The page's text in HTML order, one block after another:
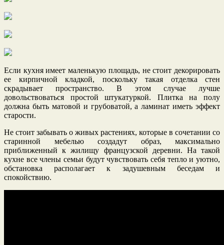
Если кухня имеет маленькую площадь, не стоит декорировать
ее кирпичной кладкой, поскольку такая отделка стен
скрадывает пространство. В этом случае лучше
довольствоваться простой штукатуркой. Плитка на полу
должна быть матовой и грубоватой, а ламинат иметь эффект
старости.
Не стоит забывать о живых растениях, которые в сочетании со
старинной мебелью создадут образ, максимально
приближенный к жилищу французской деревни. На такой
кухне все члены семьи будут чувствовать себя тепло и уютно,
обстановка располагает к задушевным беседам и
спокойствию.